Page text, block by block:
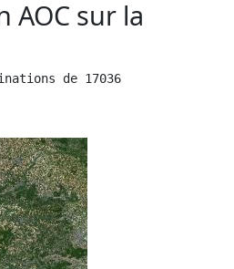
AOC sur la
de 17036